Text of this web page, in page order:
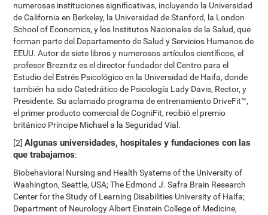
numerosas instituciones significativas, incluyendo la Universidad
de California en Berkeley, la Universidad de Stanford, la London
School of Economics, y los Institutos Nacionales de la Salud, que
forman parte del Departamento de Salud y Servicios Humanos de
EEUU. Autor de siete libros y numerosos artículos científicos, el
profesor Breznitz es el director fundador del Centro para el
Estudio del Estrés Psicológico en la Universidad de Haifa, donde
también ha sido Catedrático de Psicología Lady Davis, Rector, y
Presidente. Su aclamado programa de entrenamiento DriveFit™,
el primer producto comercial de CogniFit, recibió el premio
británico Príncipe Michael a la Seguridad Vial.
[2]Algunas universidades, hospitales y fundaciones con las
que trabajamos:
Biobehavioral Nursing and Health Systems of the University of
Washington, Seattle, USA; The Edmond J. Safra Brain Research
Center for the Study of Learning Disabilities University of Haifa;
Department of Neurology Albert Einstein College of Medicine,